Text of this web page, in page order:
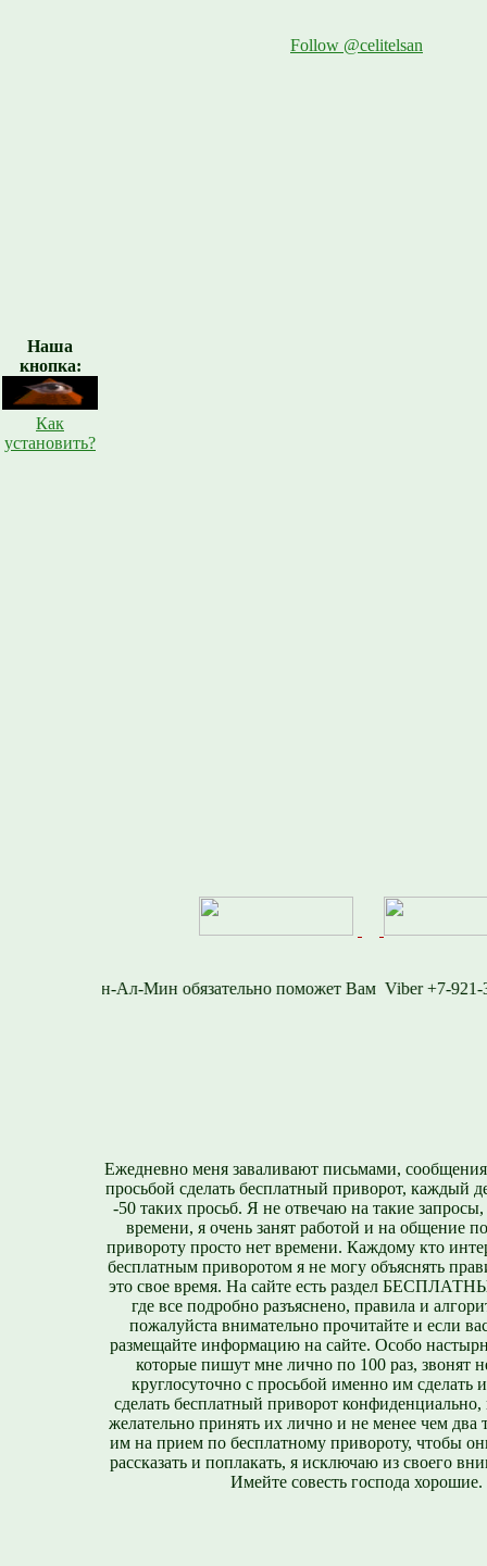
Наша
кнопка:
Как
установить?
Follow @celitelsan
Viber
Ежедневно меня заваливают письмами,
просьбой сделать бесплатный приворот, каждый
-50 таких просьб. Я не отвечаю на такие
времени, я очень занят работой и на общение
привороту просто нет времени. Каждому кто
бесплатным приворотом я не могу объяснять
это свое время. На сайте есть раздел
где все подробно разъяснено, правила и
пожалуйста внимательно прочитайте и если
размещайте информацию на сайте. Особо
которые пишут мне лично по 100 раз, звонят
круглосуточно с просьбой именно им сделать
сделать бесплатный приворот конфиденциально,
желательно принять их лично и не менее чем два
им на прием по бесплатному привороту, чтобы
рассказать и поплакать, я исключаю из своего
Имейте совесть господа хорошие.